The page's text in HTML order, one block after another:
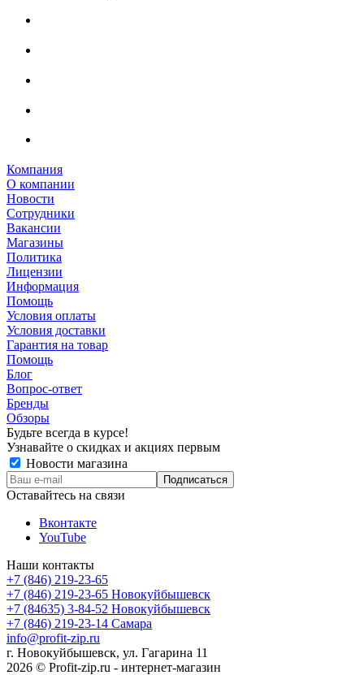
Компания
О компании
Новости
Сотрудники
Вакансии
Магазины
Политика
Лицензии
Информация
Помощь
Условия оплаты
Условия доставки
Гарантия на товар
Помощь
Блог
Вопрос-ответ
Бренды
Обзоры
Будьте всегда в курсе!
Узнавайте о скидках и акциях первым
Новости магазина
Оставайтесь на связи
Вконтакте
YouTube
Наши контакты
+7 (846) 219-23-65
+7 (846) 219-23-65 Новокуйбышевск
+7 (84635) 3-84-52 Новокуйбышевск
+7 (846) 219-23-14 Самара
info@profit-zip.ru
г. Новокуйбышевск, ул. Гагарина 11
2026 © Profit-zip.ru - интернет-магазин